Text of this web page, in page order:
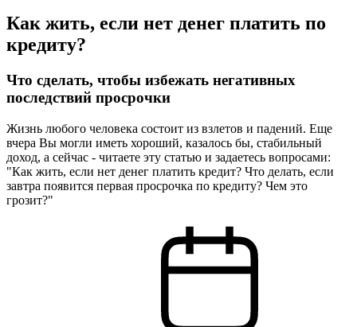
Как жить, если нет денег платить по
кредиту?
Что сделать, чтобы избежать негативных
последствий просрочки
Жизнь любого человека состоит из взлетов и падений. Еще
вчера Вы могли иметь хороший, казалось бы, стабильный
доход, а сейчас - читаете эту статью и задаетесь вопросами:
"Как жить, если нет денег платить кредит? Что делать, если
завтра появится первая просрочка по кредиту? Чем это
грозит?"